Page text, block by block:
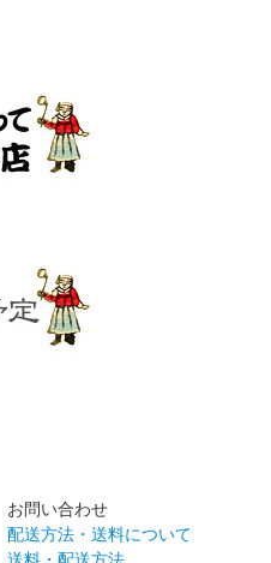
お問い合わせ
配送方法・送料について